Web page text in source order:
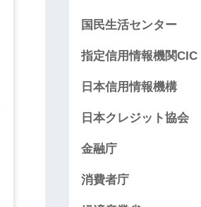
国民生活センター
指定信用情報機関CIC
日本信用情報機構
日本クレジット協会
金融庁
消費者庁